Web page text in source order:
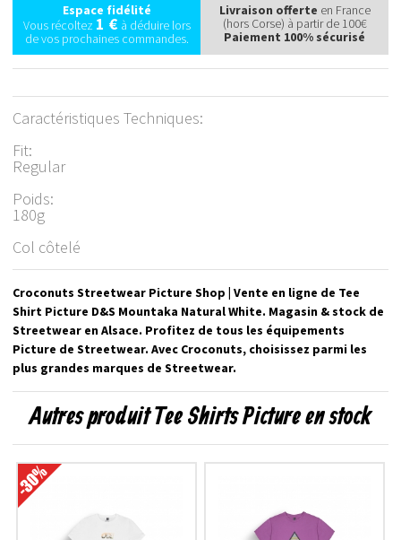
Espace fidélité
Vous récoltez 1 €à déduire lors
de vos prochaines commandes.
Livraison offerte en France
(hors Corse) à partir de 100€
Paiement 100% sécurisé
Caractéristiques Techniques:
Fit:
Regular
Poids:
180g
Col côtelé
Croconuts Streetwear Picture Shop | Vente en ligne de Tee
Shirt Picture D&S Mountaka Natural White. Magasin & stock de
Streetwear en Alsace. Profitez de tous les équipements
Picture de Streetwear. Avec Croconuts, choisissez parmi les
plus grandes marques de Streetwear.
Autres produit Tee Shirts Picture en stock